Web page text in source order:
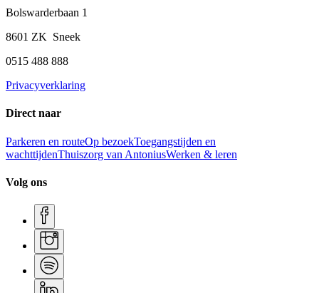
Bolswarderbaan 1
8601 ZK Sneek
0515 488 888
Privacyverklaring
Direct naar
Parkeren en routeOp bezoekToegangstijden en
wachttijdenThuiszorg van AntoniusWerken & leren
Volg ons